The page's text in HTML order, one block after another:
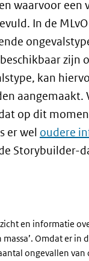
waarvoor een
In de
zijn
kan
aangemaakt.
op dit
er wel oudere
Storybuilder-
en informatie
Omdat er in
ongevallen